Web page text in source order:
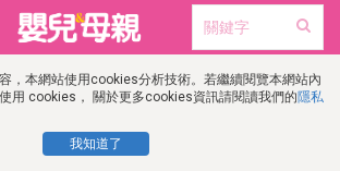
，本網站使用cookies分析技術。若繼續閱覽本網站內
用 cookies， 關於更多cookies資訊請閱讀我們的隱私
我知道了